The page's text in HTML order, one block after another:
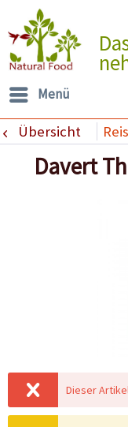
Menü
Übersicht
Davert
Dieser